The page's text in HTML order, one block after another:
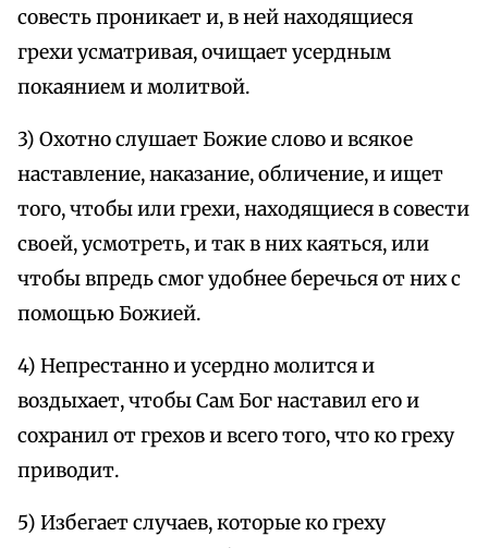
совесть проникает и, в ней находящиеся
грехи усматривая, очищает усердным
покаянием и молитвой.
3) Охотно слушает Божие слово и всякое
наставление, наказание, обличение, и ищет
того, чтобы или грехи, находящиеся в совести
своей, усмотреть, и так в них каяться, или
чтобы впредь смог удобнее беречься от них с
помощью Божией.
4) Непрестанно и усердно молится и
воздыхает, чтобы Сам Бог наставил его и
сохранил от грехов и всего того, что ко греху
приводит.
5) Избегает случаев, которые ко греху